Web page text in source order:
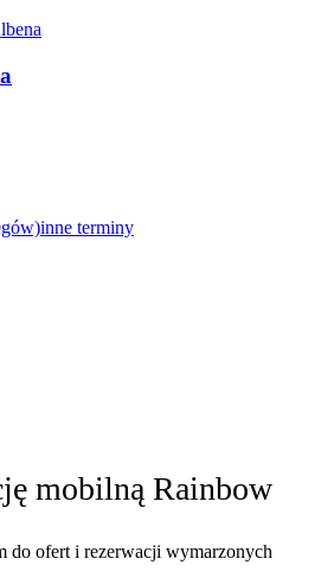
inne terminy
mobilną Rainbow
do ofert i rezerwacji wymarzonych